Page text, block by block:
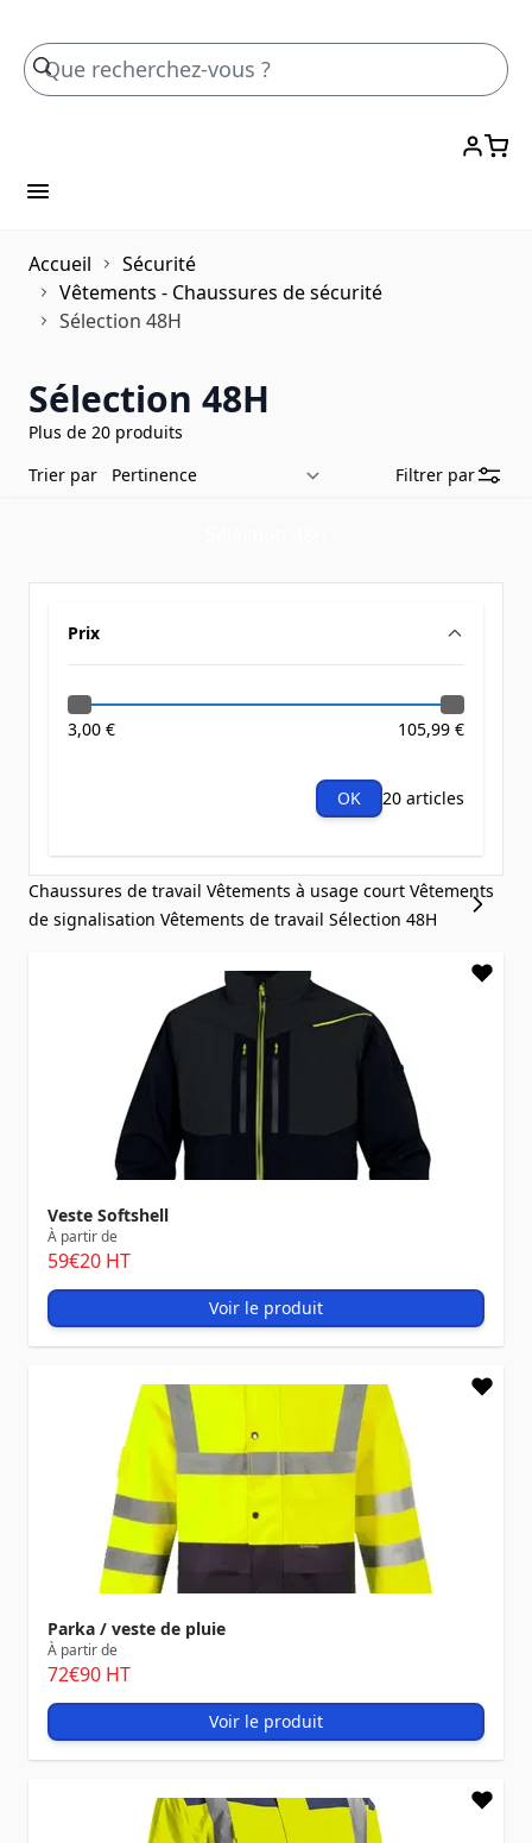
Accueil
Sécurité
Vêtements - Chaussures de sécurité
Sélection 48H
Sélection 48H
Plus de 20 produits
Trier par
Filtrer par
Prix
3,00 € 105,99 €
OK 20 articles
Chaussures de travail Vêtements à usage court Vêtements
de signalisation Vêtements de travail Sélection 48H
Veste Softshell
À partir de
59€20 HT
Voir le produit
Parka / veste de pluie
À partir de
72€90 HT
Voir le produit